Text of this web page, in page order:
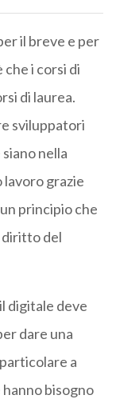
il breve e per
che i corsi di
di laurea.
sviluppatori
nella
lavoro grazie
principio che
diritto del
digitale deve
dare una
a
bisogno